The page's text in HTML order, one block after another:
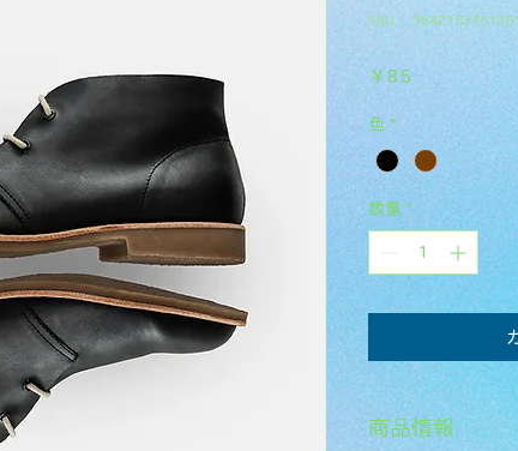
SKU：
￥85
色 *
数量 *
商品情報